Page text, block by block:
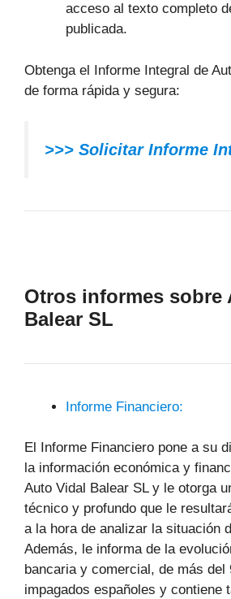
acceso al texto completo
publicada.
Obtenga el Informe Integral de
de forma rápida y segura:
>>> Solicitar Informe
Otros informes sobre
Balear SL
Informe Financiero:
El Informe Financiero pone a su
la información económica y
Auto Vidal Balear SL y le otorga
técnico y profundo que le
a la hora de analizar la situación
Además, le informa de la
bancaria y comercial, de más del
impagados españoles y contiene